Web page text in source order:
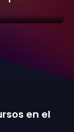
en el